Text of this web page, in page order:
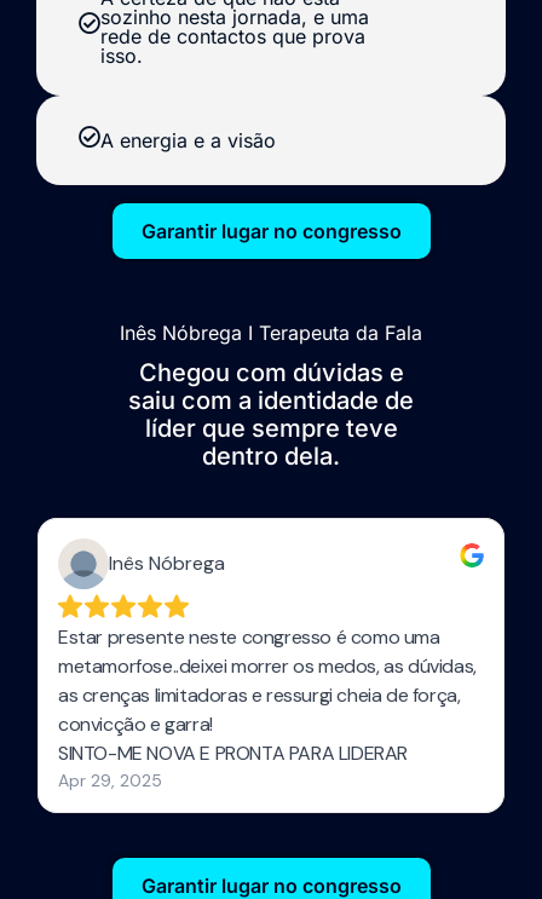
sozinho nesta jornada, e uma
rede de contactos que prova
isso.
A energia e a visão
Garantir lugar no congresso
Inês Nóbrega I Terapeuta da Fala
Chegou com dúvidas e
saiu com a identidade de
líder que sempre teve
dentro dela.
Garantir lugar no congresso